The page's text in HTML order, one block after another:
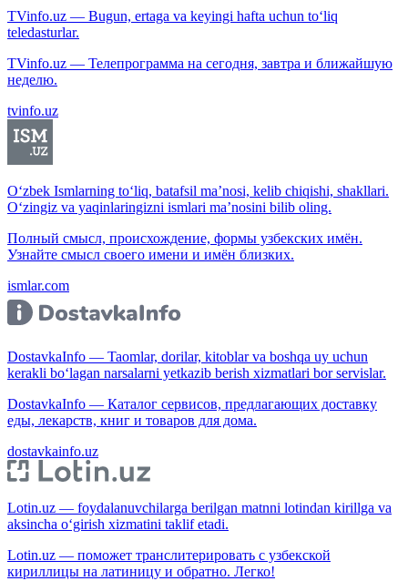
TVinfo.uz — Bugun, ertaga va keyingi hafta uchun to‘liq
teledasturlar.
TVinfo.uz — Телепрограмма на сегодня, завтра и ближайшую
неделю.
tvinfo.uz
O‘zbek Ismlarning to‘liq, batafsil ma’nosi, kelib chiqishi, shakllari.
O‘zingiz va yaqinlaringizni ismlari ma’nosini bilib oling.
Полный смысл, происхождение, формы узбекских имён.
Узнайте смысл своего имени и имён близких.
ismlar.com
DostavkaInfo — Taomlar, dorilar, kitoblar va boshqa uy uchun
kerakli bo‘lagan narsalarni yetkazib berish xizmatlari bor servislar.
DostavkaInfo — Каталог сервисов, предлагающих доставку
еды, лекарств, книг и товаров для дома.
dostavkainfo.uz
Lotin.uz — foydalanuvchilarga berilgan matnni lotindan kirillga va
aksincha o‘girish xizmatini taklif etadi.
Lotin.uz — поможет транслитерировать с узбекской
кириллицы на латиницу и обратно. Легко!